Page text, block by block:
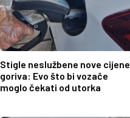
Stigle neslužbene nove cijene
goriva: Evo što bi vozače
moglo čekati od utorka